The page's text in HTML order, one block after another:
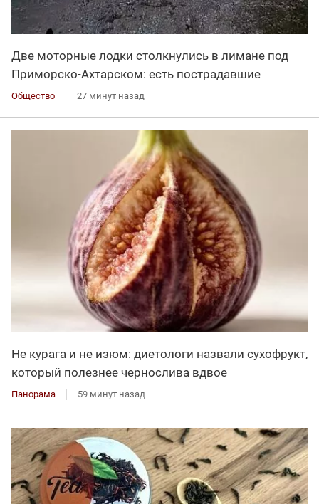
Две моторные лодки столкнулись в лимане под
Приморско-Ахтарском: есть пострадавшие
Общество 27 минут назад
Не курага и не изюм: диетологи назвали сухофрукт,
который полезнее чернослива вдвое
Панорама 59 минут назад